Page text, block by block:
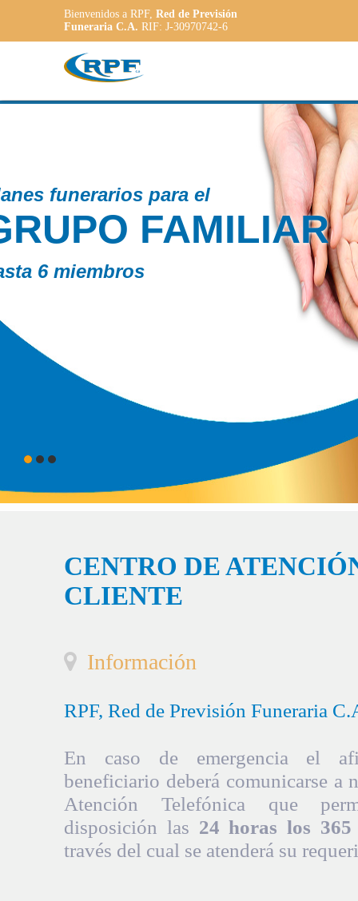
Bienvenidos a RPF, Red de Previsión
Funeraria C.A. RIF: J-30970742-6
Contamos con
a las
CENTRO DE
CLIENTE
Información
RPF, Red de Previsión Funeraria
En caso de emergencia el
beneficiario deberá comunicarse a
Atención Telefónica que
disposición las 24 horas los
través del cual se atenderá su